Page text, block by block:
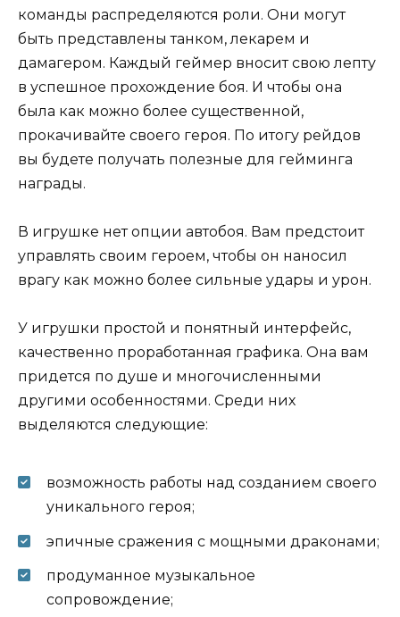
команды распределяются роли. Они могут
быть представлены танком, лекарем и
дамагером. Каждый геймер вносит свою лепту
в успешное прохождение боя. И чтобы она
была как можно более существенной,
прокачивайте своего героя. По итогу рейдов
вы будете получать полезные для гейминга
награды.
В игрушке нет опции автобоя. Вам предстоит
управлять своим героем, чтобы он наносил
врагу как можно более сильные удары и урон.
У игрушки простой и понятный интерфейс,
качественно проработанная графика. Она вам
придется по душе и многочисленными
другими особенностями. Среди них
выделяются следующие:
возможность работы над созданием своего
уникального героя;
эпичные сражения с мощными драконами;
продуманное музыкальное
сопровождение;